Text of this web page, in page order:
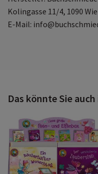
Kolingasse 11/4, 1090
E-Mail:
Das könnte Sie